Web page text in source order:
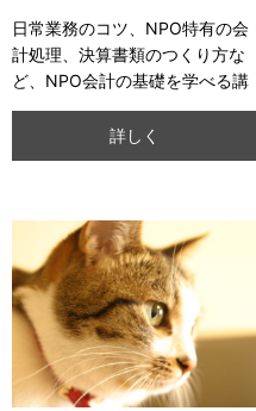
日常業務のコツ、NPO特有の会
計処理、決算書類のつくり方な
ど、NPO会計の基礎を学べる講
座です。
詳しく